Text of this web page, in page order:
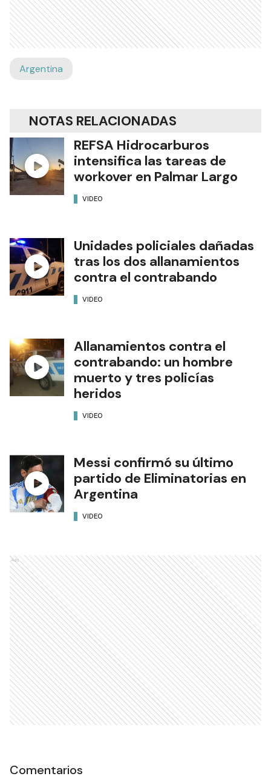
Argentina
NOTAS RELACIONADAS
REFSA Hidrocarburos
intensifica las tareas de
workover en Palmar Largo
VIDEO
Unidades policiales dañadas
tras los dos allanamientos
contra el contrabando
VIDEO
Allanamientos contra el
contrabando: un hombre
muerto y tres policías
heridos
VIDEO
Messi confirmó su último
partido de Eliminatorias en
Argentina
VIDEO
Ads
Comentarios